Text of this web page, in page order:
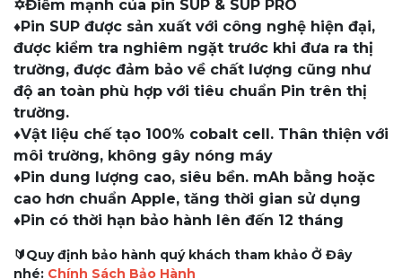
✡️Điểm mạnh của pin SUP & SUP PRO
♦️Pin SUP được sản xuất với công nghệ hiện đại,
được kiểm tra nghiêm ngặt trước khi đưa ra thị
trường, được đảm bảo về chất lượng cũng như
độ an toàn phù hợp với tiêu chuẩn Pin trên thị
trường.
♦️Vật liệu chế tạo 100% cobalt cell. Thân thiện với
môi trường, không gây nóng máy
♦️Pin dung lượng cao, siêu bền. mAh bằng hoặc
cao hơn chuẩn Apple, tăng thời gian sử dụng
♦️Pin có thời hạn bảo hành lên đến 12 tháng
🔰Quy định bảo hành quý khách tham khảo Ở Đây
nhé: Chính Sách Bảo Hành